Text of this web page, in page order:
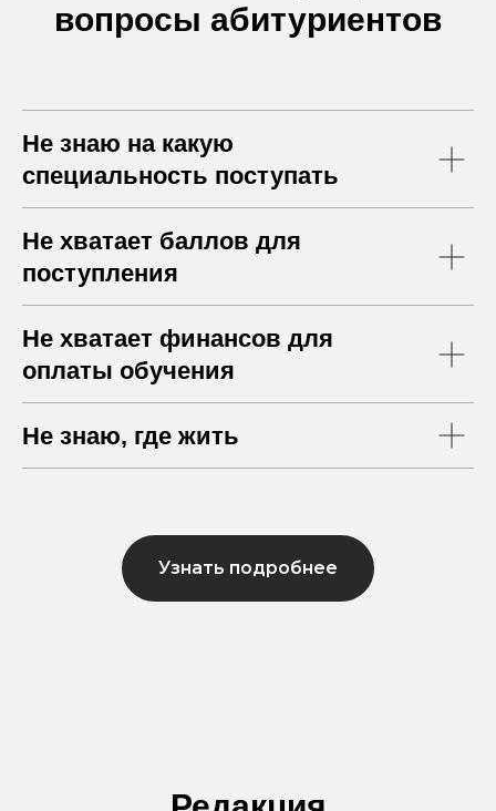
вопросы абитуриентов
Не знаю на какую
специальность поступать
Не хватает баллов для
поступления
Не хватает финансов для
оплаты обучения
Не знаю, где жить
Узнать подробнее